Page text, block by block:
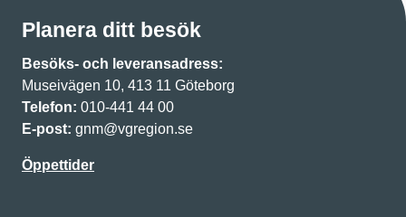
Planera ditt besök
Besöks- och leveransadress:
Museivägen 10, 413 11 Göteborg
Telefon: 010-441 44 00
E-post: gnm@vgregion.se
Öppettider